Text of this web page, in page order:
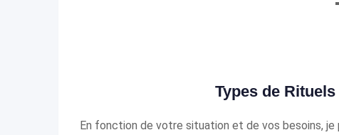
Types de
En fonction de votre situation et de vos besoins,